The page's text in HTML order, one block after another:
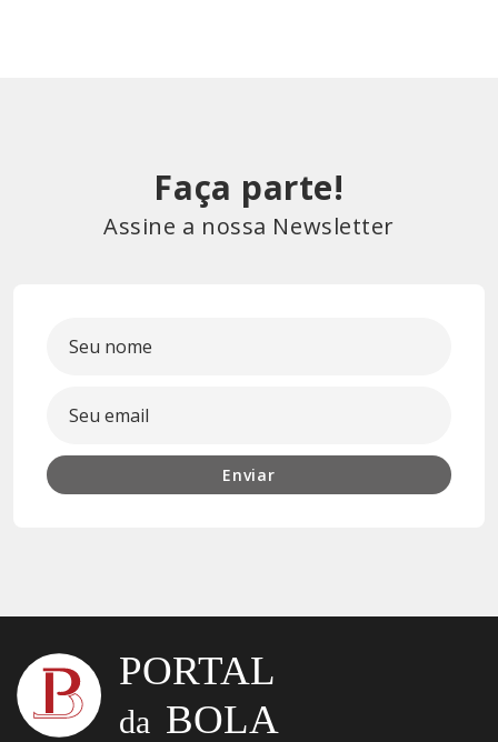
Faça parte!
Assine a nossa Newsletter
Enviar